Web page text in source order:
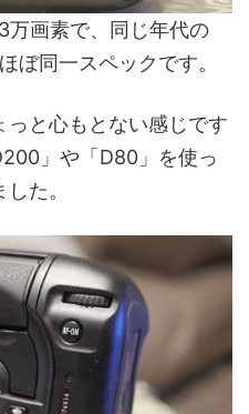
画素で、同じ年代の
ぼ同一スペックです。
っと心もとない感じです
」や「D80」を使っ
た。